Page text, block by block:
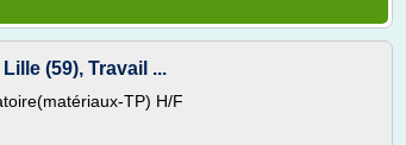
(59), Travail ...
TP) H/F